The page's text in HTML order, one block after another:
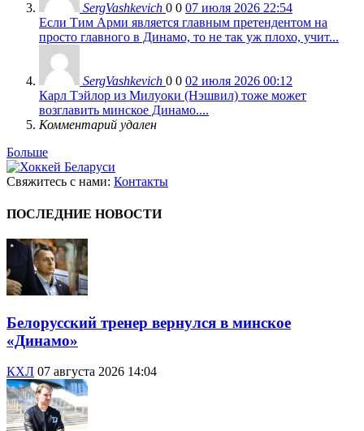
SergVashkevich 0 0 07 июля 2026 22:54
Если Тим Арми является главным претендентом на
просто главного в Динамо, то не так уж плохо, учит...
SergVashkevich 0 0 02 июля 2026 00:12
Карл Тэйлор из Милуоки (Нэшвил) тоже может
возглавить минское Динамо....
Комментарий удален
Больше
Свяжитесь с нами: Контакты
ПОСЛЕДНИЕ НОВОСТИ
Белорусский тренер вернулся в минское
«Динамо»
КХЛ 07 августа 2026 14:04